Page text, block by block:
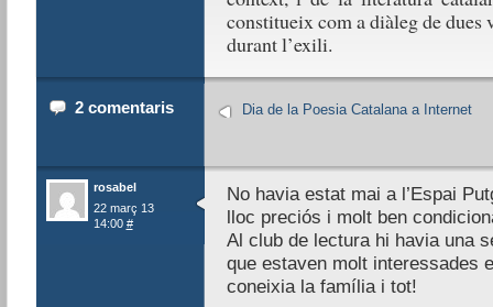
constitueix com a diàleg de dues
durant l’exili.
2 comentaris Dia de la Poesia Catalana a Internet
rosabel
22 març 13
14:00 #
No havia estat mai a l’Espai
lloc preciós i molt ben
Al club de lectura hi havia una
que estaven molt interessades
coneixia la família i tot!